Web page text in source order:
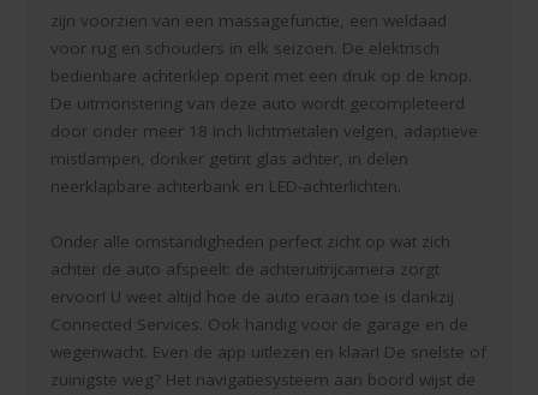
zijn voorzien van een massagefunctie, een weldaad
voor rug en schouders in elk seizoen. De elektrisch
bedienbare achterklep opent met een druk op de knop.
De uitmonstering van deze auto wordt gecompleteerd
door onder meer 18 inch lichtmetalen velgen, adaptieve
mistlampen, donker getint glas achter, in delen
neerklapbare achterbank en LED-achterlichten.
Onder alle omstandigheden perfect zicht op wat zich
achter de auto afspeelt: de achteruitrijcamera zorgt
ervoor! U weet altijd hoe de auto eraan toe is dankzij
Connected Services. Ook handig voor de garage en de
wegenwacht. Even de app uitlezen en klaar! De snelste of
zuinigste weg? Het navigatiesysteem aan boord wijst de